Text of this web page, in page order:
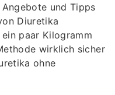
und Tipps
Diuretika
paar Kilogramm
wirklich sicher
ohne